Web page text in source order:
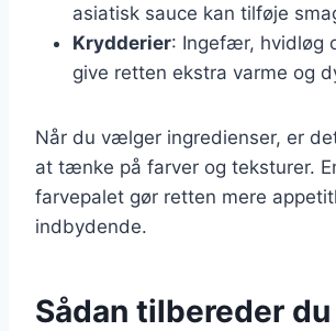
asiatisk sauce kan tilføje
Krydderier: Ingefær, hvidløg
give retten ekstra varme og
Når du vælger ingredienser, er
at tænke på farver og teksturer.
farvepalet gør retten mere
indbydende.
Sådan tilbereder